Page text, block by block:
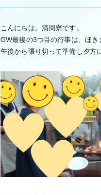
こんにちは。清周寮です。
GW最後の3つ目の行事は、ほき
午後から張り切って準備し夕方